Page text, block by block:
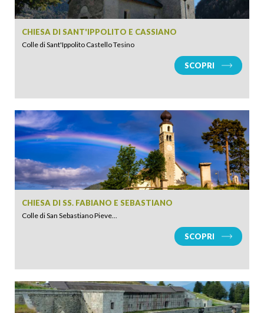
CHIESA DI SANT'IPPOLITO E CASSIANO
Colle di Sant'Ippolito Castello Tesino
SCOPRI
CHIESA DI SS. FABIANO E SEBASTIANO
Colle di San Sebastiano Pieve...
SCOPRI